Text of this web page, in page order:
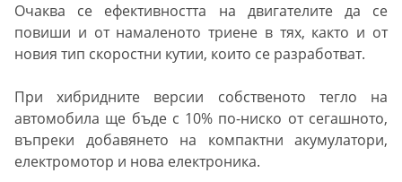
Очаква се ефективността на двигателите да се
повиши и от намаленото триене в тях, както и от
новия тип скоростни кутии, които се разработват.
При хибридните версии собственото тегло на
автомобила ще бъде с 10% по-ниско от сегашното,
въпреки добавянето на компактни акумулатори,
електромотор и нова електроника.